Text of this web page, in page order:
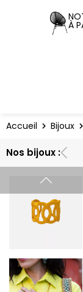
À
Accueil Bijoux
Nos bijoux :
Panneau de